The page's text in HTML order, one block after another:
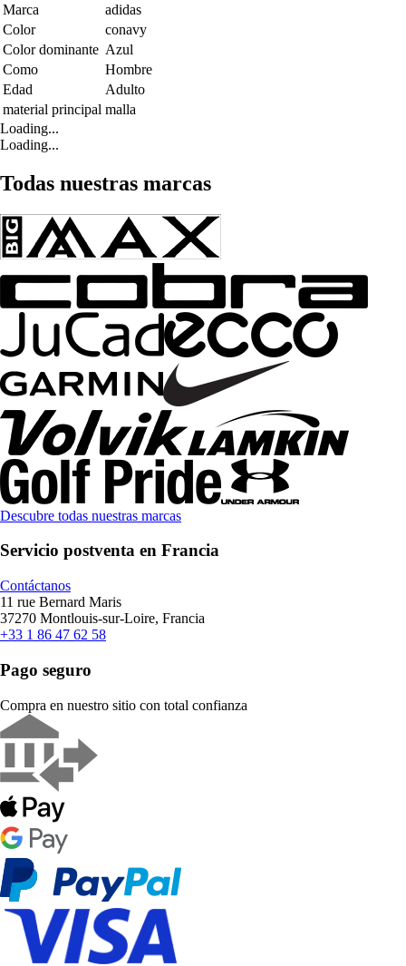
Marca
adidas
Color
conavy
Color dominante Azul
Como
Hombre
Edad
Adulto
material principal malla
Loading...
Loading...
Todas nuestras marcas
Descubre todas nuestras marcas
Servicio postventa en Francia
Contáctanos
11 rue Bernard Maris
37270 Montlouis-sur-Loire, Francia
+33 1 86 47 62 58
Pago seguro
Compra en nuestro sitio con total confianza